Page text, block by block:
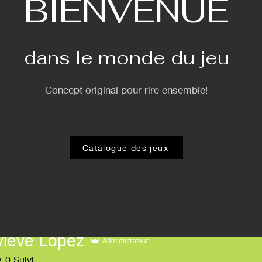
BIENVENUE
dans le monde du jeu
Concept original pour rire ensemble!
Catalogue des jeux
Lopez
Lopez Administrateur
0 Suivi